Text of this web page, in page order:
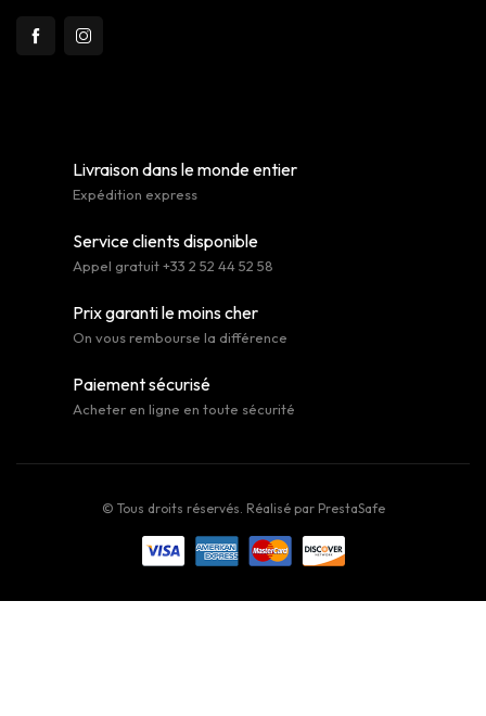
Livraison dans le monde entier
Expédition express
Service clients disponible
Appel gratuit +33 2 52 44 52 58
Prix garanti le moins cher
On vous rembourse la différence
Paiement sécurisé
Acheter en ligne en toute sécurité
© Tous droits réservés. Réalisé par PrestaSafe